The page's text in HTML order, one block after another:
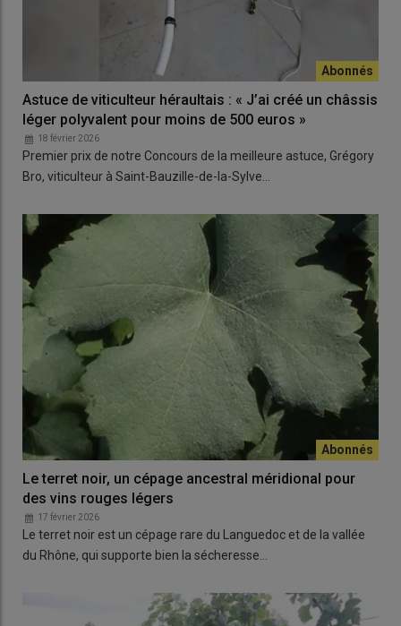
Astuce de viticulteur héraultais : « J’ai créé un châssis
léger polyvalent pour moins de 500 euros »
18 février 2026
Premier prix de notre Concours de la meilleure astuce, Grégory
Bro, viticulteur à Saint-Bauzille-de-la-Sylve…
Le terret noir, un cépage ancestral méridional pour
des vins rouges légers
17 février 2026
Le terret noir est un cépage rare du Languedoc et de la vallée
du Rhône, qui supporte bien la sécheresse…